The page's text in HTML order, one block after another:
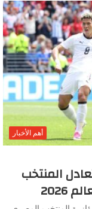
أهم الأخبار
المنتخب